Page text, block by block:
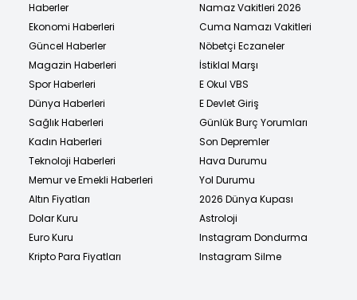
Haberler
Ekonomi Haberleri
Güncel Haberler
Magazin Haberleri
Spor Haberleri
Dünya Haberleri
Sağlık Haberleri
Kadın Haberleri
Teknoloji Haberleri
Memur ve Emekli Haberleri
Altın Fiyatları
Dolar Kuru
Euro Kuru
Kripto Para Fiyatları
Namaz Vakitleri 2026
Cuma Namazı Vakitleri
Nöbetçi Eczaneler
İstiklal Marşı
E Okul VBS
E Devlet Giriş
Günlük Burç Yorumları
Son Depremler
Hava Durumu
Yol Durumu
2026 Dünya Kupası
Astroloji
Instagram Dondurma
Instagram Silme